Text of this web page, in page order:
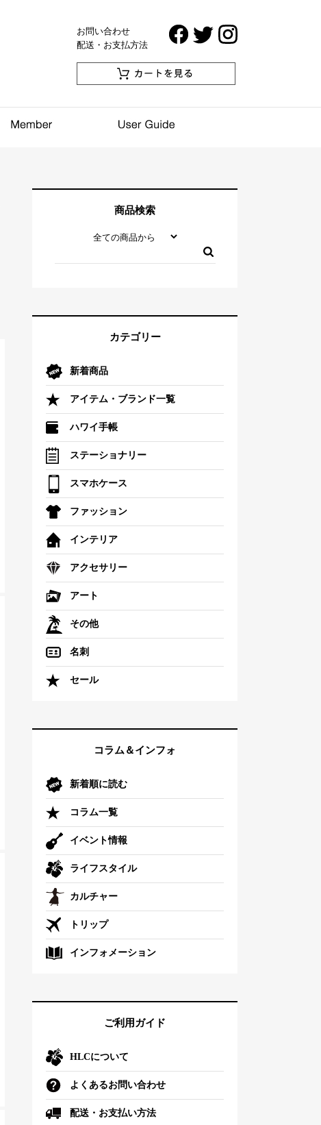
お問い合わせ
配送・お支払方法
商品検索
カテゴリー
新着商品
アイテム・ブランド一覧
ハワイ手帳
ステーショナリー
スマホケース
ファッション
インテリア
アクセサリー
アート
その他
名刺
セール
コラム＆インフォ
新着順に読む
コラム一覧
イベント情報
ライフスタイル
カルチャー
トリップ
インフォメーション
ご利用ガイド
HLCについて
よくあるお問い合わせ
配送・お支払い方法